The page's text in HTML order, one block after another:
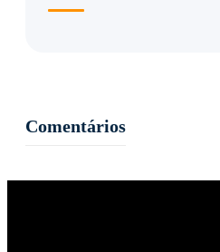
Comentários